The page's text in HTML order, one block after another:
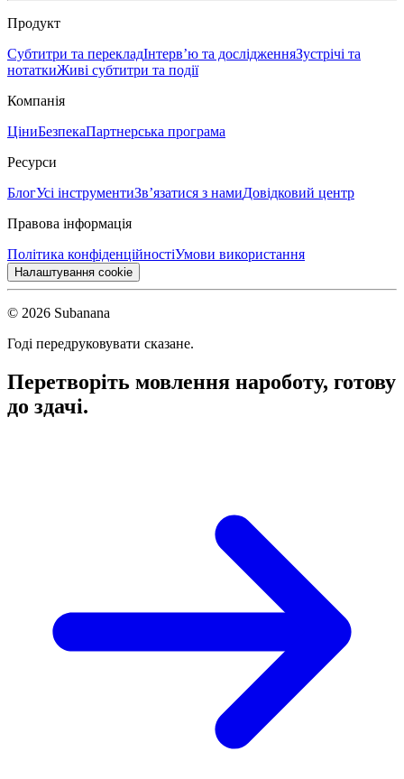
Продукт
Субтитри та перекладІнтерв’ю та дослідженняЗустрічі та
нотаткиЖиві субтитри та події
Компанія
ЦіниБезпекаПартнерська програма
Ресурси
БлогУсі інструментиЗв’язатися з намиДовідковий центр
Правова інформація
Політика конфіденційностіУмови використання
Налаштування cookie
© 2026 Subanana
Годі передруковувати сказане.
Перетворіть мовлення нароботу, готову
до здачі.